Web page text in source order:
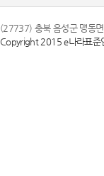
(27737) 충북 음성군 맹동
Copyright 2015 e나라표준